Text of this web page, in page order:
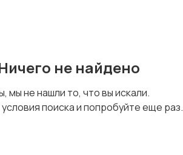
не найдено
мы не нашли то, что вы искали.
поиска и попробуйте еще раз.